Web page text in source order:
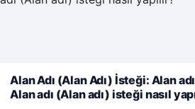
© 2026 Güncel Sayfa – Güncel Haberler
Web sitemizi nasıl kullandığınızı daha
kullanıyoruz.Çerez Politikamız
Alan Adı (Alan Adı) İsteği: Alan
Alan adı (Alan adı) isteği nasıl